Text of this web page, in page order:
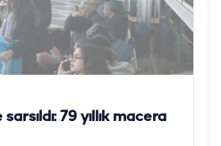
79 yıllık macera